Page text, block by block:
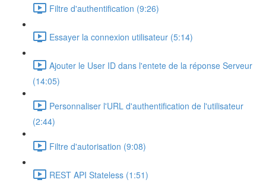
Filtre d'authentification (9:26)
Essayer la connexion utilisateur (5:14)
Ajouter le User ID dans l'entete de la réponse Serveur
(14:05)
Personnaliser l'URL d'authentification de l'utilisateur
(2:44)
Filtre d'autorisation (9:08)
REST API Stateless (1:51)